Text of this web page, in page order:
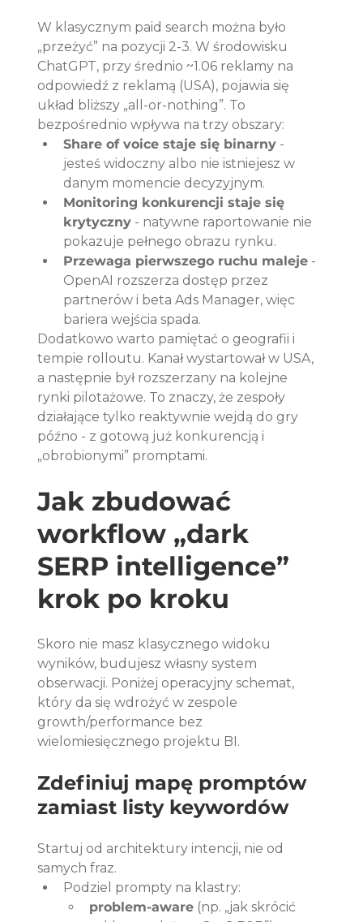
W klasycznym paid search można było
„przeżyć” na pozycji 2-3. W środowisku
ChatGPT, przy średnio ~1.06 reklamy na
odpowiedź z reklamą (USA), pojawia się
układ bliższy „all-or-nothing”. To
bezpośrednio wpływa na trzy obszary:
Share of voice staje się binarny -
jesteś widoczny albo nie istniejesz w
danym momencie decyzyjnym.
Monitoring konkurencji staje się
krytyczny - natywne raportowanie nie
pokazuje pełnego obrazu rynku.
Przewaga pierwszego ruchu maleje -
OpenAI rozszerza dostęp przez
partnerów i beta Ads Manager, więc
bariera wejścia spada.
Dodatkowo warto pamiętać o geografii i
tempie rolloutu. Kanał wystartował w USA,
a następnie był rozszerzany na kolejne
rynki pilotażowe. To znaczy, że zespoły
działające tylko reaktywnie wejdą do gry
późno - z gotową już konkurencją i
„obrobionymi” promptami.
Jak zbudować
workflow „dark
SERP intelligence”
krok po kroku
Skoro nie masz klasycznego widoku
wyników, budujesz własny system
obserwacji. Poniżej operacyjny schemat,
który da się wdrożyć w zespole
growth/performance bez
wielomiesięcznego projektu BI.
Zdefiniuj mapę promptów
zamiast listy keywordów
Startuj od architektury intencji, nie od
samych fraz.
Podziel prompty na klastry:
problem-aware (np. „jak skrócić